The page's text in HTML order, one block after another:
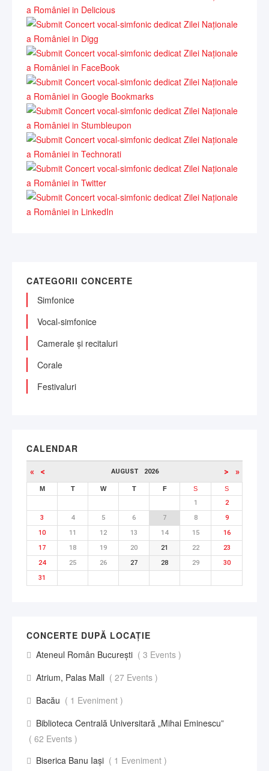
CATEGORII CONCERTE
Simfonice
Vocal-simfonice
Camerale și recitaluri
Corale
Festivaluri
CALENDAR
« < AUGUST 2026 > »
M T W T F S S
1
2
3
4 5 6 7 8
9
10
11 12 13 14 15
16
17
18 19 20 21 22
23
24
25 26 27 28 29
30
31
CONCERTE DUPĂ LOCAȚIE
Ateneul Român București ( 3 Events )
Atrium, Palas Mall ( 27 Events )
Bacău ( 1 Eveniment )
Biblioteca Centrală Universitară „Mihai Eminescu”
( 62 Events )
Biserica Banu Iași ( 1 Eveniment )